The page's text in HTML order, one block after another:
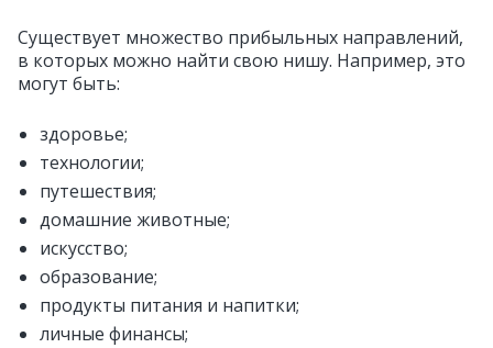
Существует множество прибыльных направлений,
в которых можно найти свою нишу. Например, это
могут быть:
здоровье;
технологии;
путешествия;
домашние животные;
искусство;
образование;
продукты питания и напитки;
личные финансы;